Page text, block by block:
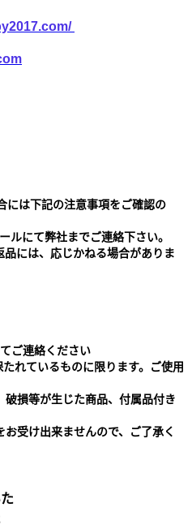
には下記の注意事項をご確認の
ルにて弊社までご連絡下さい。
品には、応じかねる場合がありま
ご連絡ください
れているものに限ります。ご使用
損等が生じた商品、付属品付き
受け出来ませんので、ご了承く